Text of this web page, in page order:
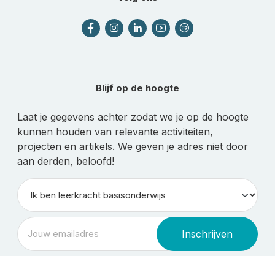
Blijf op de hoogte
Laat je gegevens achter zodat we je op de hoogte
kunnen houden van relevante activiteiten,
projecten en artikels. We geven je adres niet door
aan derden, beloofd!
Inschrijven